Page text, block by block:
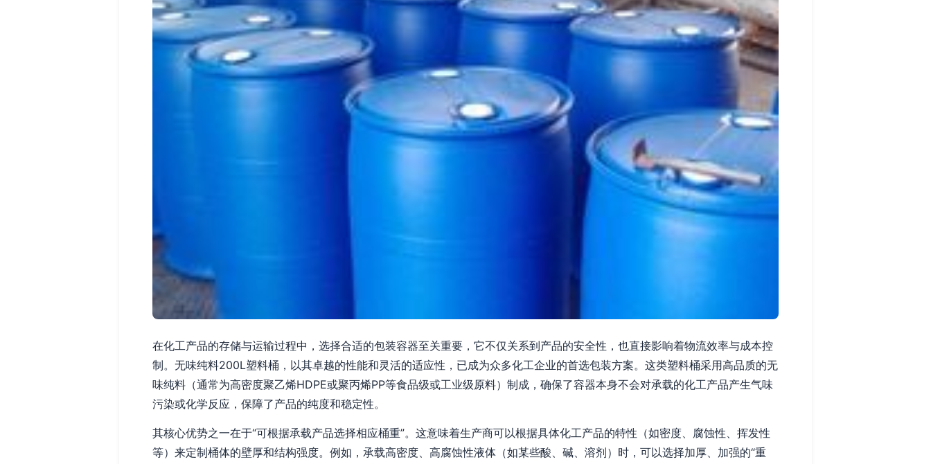
在化工产品的存储与运输过程中，选择合适的包装容器至关重要，它不仅关系到产品的安全性，也直接影响着物流效率与成本控
制。无味纯料200L塑料桶，以其卓越的性能和灵活的适应性，已成为众多化工企业的首选包装方案。这类塑料桶采用高品质的无
味纯料（通常为高密度聚乙烯HDPE或聚丙烯PP等食品级或工业级原料）制成，确保了容器本身不会对承载的化工产品产生气味
污染或化学反应，保障了产品的纯度和稳定性。
其核心优势之一在于“可根据承载产品选择相应桶重”。这意味着生产商可以根据具体化工产品的特性（如密度、腐蚀性、挥发性
等）来定制桶体的壁厚和结构强度。例如，承载高密度、高腐蚀性液体（如某些酸、碱、溶剂）时，可以选择加厚、加强的“重